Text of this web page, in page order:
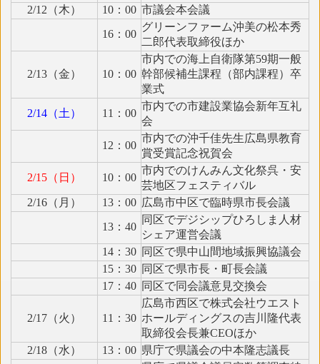
2/12（木）
10：00 市議会本会議
16：00
グリーンファーム沖美の松本秀
二郎代表取締役ほか
2/13（金） 10：00
市内での海上自衛隊第59期一般
幹部候補生課程（部内課程）卒
業式
2/14（土）
11：00
市内での市建設業協会新年互礼
会
12：00
市内での沖千佳先生広島県教育
賞受賞記念祝賀会
2/15（日）
10：00
市内でのけんみん文化祭呉・安
芸地区フェスティバル
2/16（月）
13：00 広島市中区で臨時県市長会議
13：40
同区でデジシップひろしま人材
シェア運営会議
14：30 同区で県中山間地域振興協議会
15：30 同区で県市長・町長会議
17：40 同区で同会議意見交換会
2/17（火） 11：30
広島市西区で株式会社ウエスト
ホールディングスの吉川隆代表
取締役会長兼CEOほか
2/18（水）
13：00 県庁で県議会の中本隆志議長